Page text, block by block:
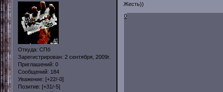
Откуда: СПб
Зарегистрирован: 2 сентября, 2009г.
Приглашений: 0
Сообщений: 184
Уважение: [+22/-0]
Позитив: [+31/-5]
Жесть))
0